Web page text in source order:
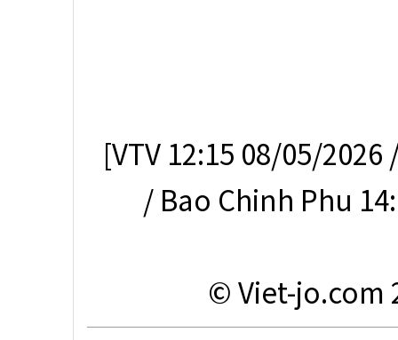
[VTV 12:15 08/05/
/ Bao Chinh Phu
© Viet-jo.com